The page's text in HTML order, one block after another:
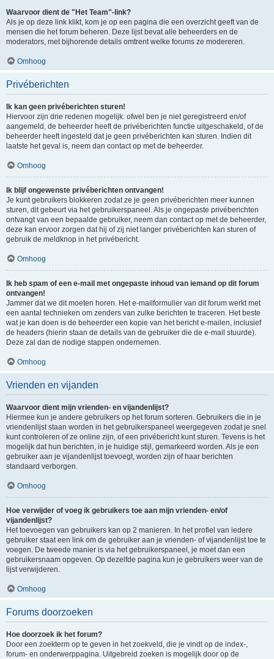
Waarvoor dient de "Het Team"-link?
Als je op deze link klikt, kom je op een pagina die een overzicht geeft van de
mensen die het forum beheren. Deze lijst bevat alle beheerders en de
moderators, met bijhorende details omtrent welke forums ze modereren.
Omhoog
Privéberichten
Ik kan geen privéberichten sturen!
Hiervoor zijn drie redenen mogelijk: ofwel ben je niet geregistreerd en/of
aangemeld, de beheerder heeft de privéberichten functie uitgeschakeld, of de
beheerder heeft ingesteld dat je geen privéberichten kan sturen. Indien dit
laatste het geval is, neem dan contact op met de beheerder.
Omhoog
Ik blijf ongewenste privéberichten ontvangen!
Je kunt gebruikers blokkeren zodat ze je geen privéberichten meer kunnen
sturen, dit gebeurt via het gebruikerspaneel. Als je ongepaste privéberichten
ontvangt van een bepaalde gebruiker, neem dan contact op met de beheerder,
deze kan ervoor zorgen dat hij of zij niet langer privéberichten kan sturen of
gebruik de meldknop in het privébericht.
Omhoog
Ik heb spam of een e-mail met ongepaste inhoud van iemand op dit forum
ontvangen!
Jammer dat we dit moeten horen. Het e-mailformulier van dit forum werkt met
een aantal technieken om zenders van zulke berichten te traceren. Het beste
wat je kan doen is de beheerder een kopie van het bericht e-mailen, inclusief
de headers (hierin staan de details van de gebruiker die de e-mail stuurde).
Deze zal dan de nodige stappen ondernemen.
Omhoog
Vrienden en vijanden
Waarvoor dient mijn vrienden- en vijandenlijst?
Hiermee kun je andere gebruikers op het forum sorteren. Gebruikers die in je
vriendenlijst staan worden in het gebruikerspaneel weergegeven zodat je snel
kunt controleren of ze online zijn, of een privébericht kunt sturen. Tevens is het
mogelijk dat hun berichten, in je huidige stijl, gemarkeerd worden. Als je een
gebruiker aan je vijandenlijst toevoegt, worden zijn of haar berichten
standaard verborgen.
Omhoog
Hoe verwijder of voeg ik gebruikers toe aan mijn vrienden- en/of
vijandenlijst?
Het toevoegen van gebruikers kan op 2 manieren. In het profiel van iedere
gebruiker staat een link om de gebruiker aan je vrienden- of vijandenlijst toe te
voegen. De tweede manier is via het gebruikerspaneel, je moet dan een
gebruikersnaam opgeven. Op dezelfde pagina kun je gebruikers weer van de
lijst verwijderen.
Omhoog
Forums doorzoeken
Hoe doorzoek ik het forum?
Door een zoekterm op te geven in het zoekveld, die je vindt op de index-,
forum- en onderwerppagina. Uitgebreid zoeken is mogelijk door op de